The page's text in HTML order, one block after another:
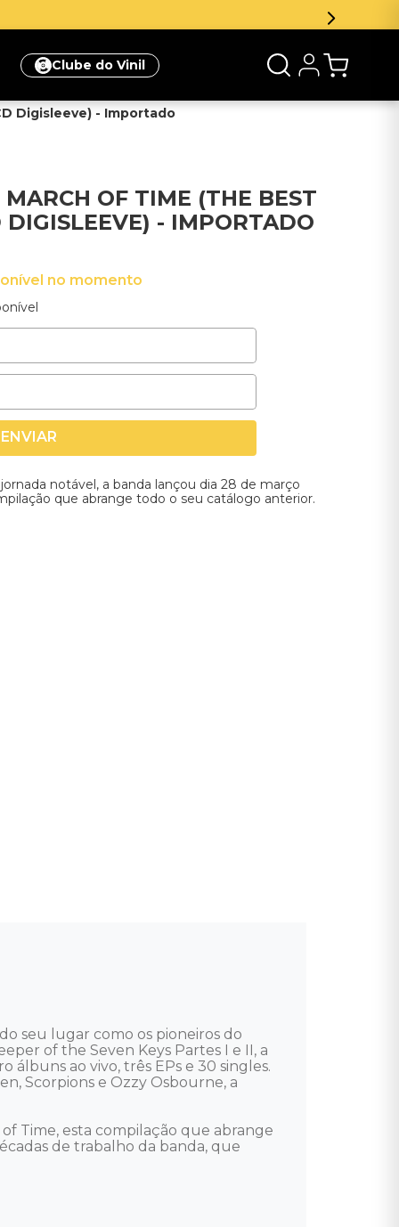
Clube do Vinil
Digisleeve) - Importado
OF TIME (THE BEST
- IMPORTADO
no momento
ENVIAR
notável, a banda lançou dia 28 de março
que abrange todo o seu catálogo anterior.
seu lugar como os pioneiros do
of the Seven Keys Partes I e II, a
ao vivo, três EPs e 30 singles.
Scorpions e Ozzy Osbourne, a
Time, esta compilação que abrange
de trabalho da banda, que